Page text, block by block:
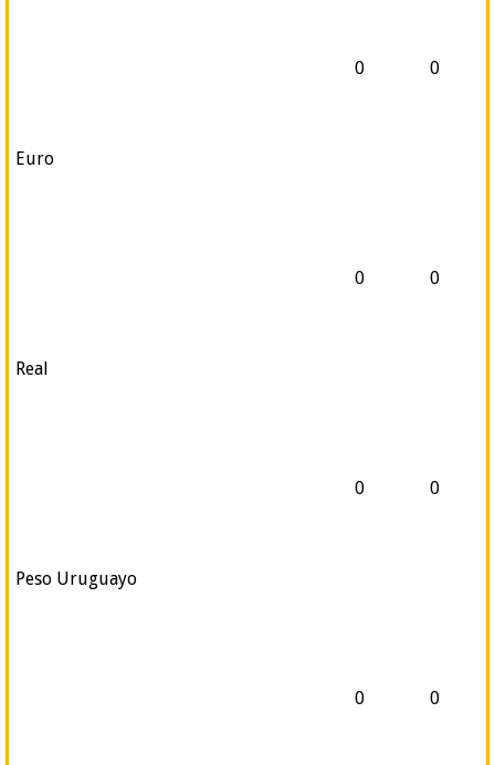
Euro
0 0
Real
0 0
Peso Uruguayo
0 0
0 0